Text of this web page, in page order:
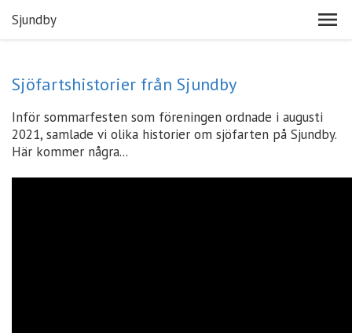
Sjundby
Sjöfartshistorier från Sjundby
Inför sommarfesten som föreningen ordnade i augusti
2021, samlade vi olika historier om sjöfarten på Sjundby.
Här kommer några...